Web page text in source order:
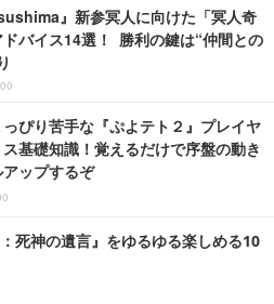
』新参冥人に向けた「冥人奇
バイス14選！ 勝利の鍵は“仲間との
ぴり苦手な『ぷよテト２』プレイヤ
基礎知識！覚えるだけで序盤の動き
ップするぞ
：死神の遺言』をゆるゆる楽しめる10